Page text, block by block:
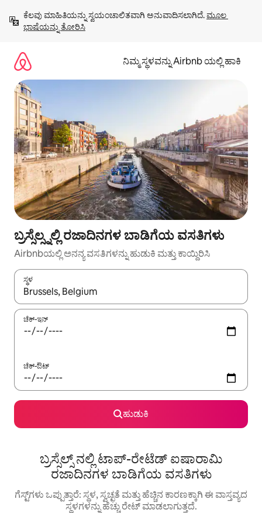
ಹೋಗಿ
ಕೆಲವು ಮಾಹಿತಿಯನ್ನು ಸ್ವಯಂಚಾಲಿತವಾಗಿ ಅನುವಾದಿಸಲಾಗಿದೆ. ಮೂಲ
ಭಾಷೆಯನ್ನು ತೋರಿಸಿ
ನಿಮ್ಮ ಸ್ಥಳವನ್ನು Airbnb ಯಲ್ಲಿ ಹಾಕಿ
ಬ್ರಸ್ಸೆಲ್ಸ್ನಲ್ಲಿ ರಜಾದಿನಗಳ ಬಾಡಿಗೆಯ ವಸತಿಗಳು
Airbnbಯಲ್ಲಿ ಅನನ್ಯ ವಸತಿಗಳನ್ನು ಹುಡುಕಿ ಮತ್ತು ಕಾಯ್ದಿರಿಸಿ
ಸ್ಥಳ
ಫಲಿತಾಂಶಗಳು ಲಭ್ಯವಿರುವಾಗ, ಅಪ್ ಮತ್ತು ಡೌನ್ ಬಾಣದ ಕೀಲಿಗಳೊಂದಿಗೆ
ಚೆಕ್-ಇನ್
ಚೆಕ್-ಔಟ್
ಹುಡುಕಿ
ಬ್ರಸ್ಸೆಲ್ಸ್ ನಲ್ಲಿ ಟಾಪ್-ರೇಟೆಡ್ ಐಷಾರಾಮಿ
ರಜಾದಿನಗಳ ಬಾಡಿಗೆಯ ವಸತಿಗಳು
ಗೆಸ್ಟ್‌ಗಳು ಒಪ್ಪುತ್ತಾರೆ: ಸ್ಥಳ, ಸ್ವಚ್ಛತೆ ಮತ್ತು ಹೆಚ್ಚಿನ ಕಾರಣಕ್ಕಾಗಿ ಈ ವಾಸ್ತವ್ಯದ
ಸ್ಥಳಗಳನ್ನು ಹೆಚ್ಚು ರೇಟ್ ಮಾಡಲಾಗುತ್ತದೆ.